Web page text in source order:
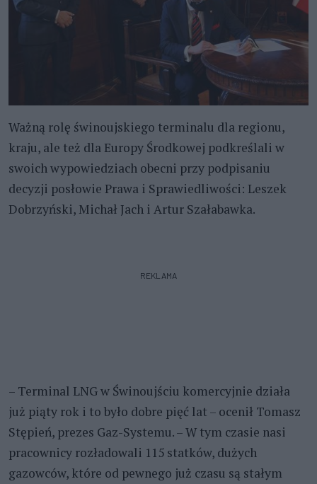
Ważną rolę świnoujskiego terminalu dla regionu,
kraju, ale też dla Europy Środkowej podkreślali w
swoich wypowiedziach obecni przy podpisaniu
decyzji posłowie Prawa i Sprawiedliwości: Leszek
Dobrzyński, Michał Jach i Artur Szałabawka.
REKLAMA
– Terminal LNG w Świnoujściu komercyjnie działa
już piąty rok i to było dobre pięć lat – ocenił Tomasz
Stępień, prezes Gaz-Systemu. – W tym czasie nasi
pracownicy rozładowali 115 statków, dużych
gazowców, które od pewnego już czasu są stałym